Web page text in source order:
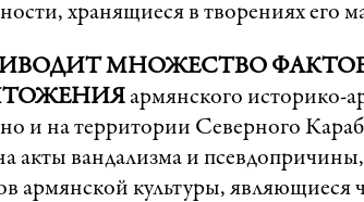
хранящиеся в творениях его
МНОЖЕСТВО
армянского историко-
и на территории Северного
акты вандализма и
армянской культуры, являющиеся